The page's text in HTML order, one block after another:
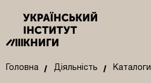
Головна Діяльність Каталоги